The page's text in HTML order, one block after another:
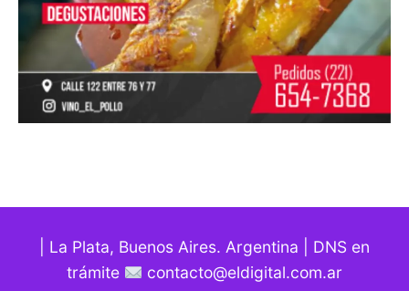
| La Plata, Buenos Aires. Argentina | DNS en
trámite
contacto@eldigital.com.ar